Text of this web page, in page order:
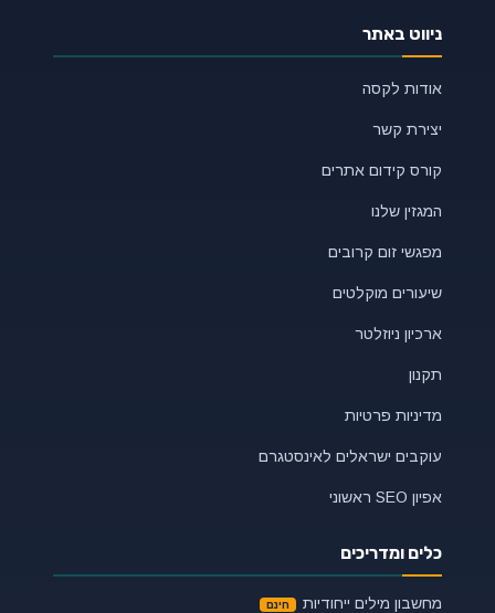
ניווט באתר
אודות לקסה
יצירת קשר
קורס קידום אתרים
המגזין שלנו
מפגשי זום קרובים
שיעורים מוקלטים
ארכיון ניוזלטר
תקנון
מדיניות פרטיות
עוקבים ישראלים לאינסטגרם
אפיון SEO ראשוני
כלים ומדריכים
מחשבון מילים ייחודיות